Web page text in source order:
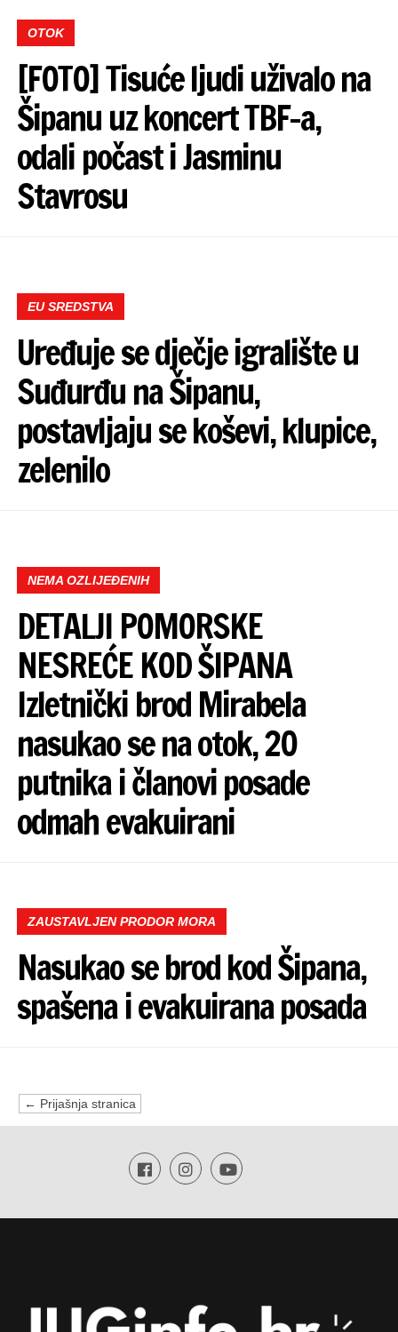
OTOK
[FOTO] Tisuće ljudi uživalo na
Šipanu uz koncert TBF-a,
odali počast i Jasminu
Stavrosu
EU SREDSTVA
Uređuje se dječje igralište u
Suđurđu na Šipanu,
postavljaju se koševi, klupice,
zelenilo
NEMA OZLIJEĐENIH
DETALJI POMORSKE
NESREĆE KOD ŠIPANA
Izletnički brod Mirabela
nasukao se na otok, 20
putnika i članovi posade
odmah evakuirani
ZAUSTAVLJEN PRODOR MORA
Nasukao se brod kod Šipana,
spašena i evakuirana posada
← Prijašnja stranica